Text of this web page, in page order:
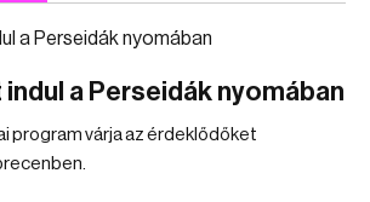
a Perseidák nyomában
program várja az érdeklődőket